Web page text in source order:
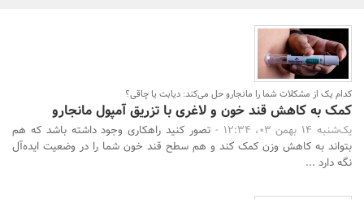
کدام یک از مشکلات شما را مانجارو حل می‌کند: دیابت یا چاقی؟
کمک به کاهش قند خون و لاغری با تزریق آمپول مانجارو
یک‌شنبه 14 بهمن 03، 12:34 -
تصور کنید راهکاری وجود داشته باشد که هم
بتواند به کاهش وزن کمک کند و هم سطح قند خون شما را در وضعیت ایده‌آل
نگه دارد ...